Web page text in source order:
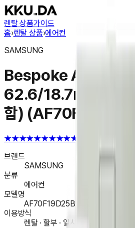
렌탈 상품가이드
홈›렌탈 상품›에어컨
SAMSUNG
Bespoke AI 무풍
62.6/18.7㎡ (선매
함)
★★★★★★★★★★
브랜드
SAMSUNG
분류
에어컨
모델명
AF70F19D25BRZ
이용방식
렌탈 · 할부 · 일시불 구매